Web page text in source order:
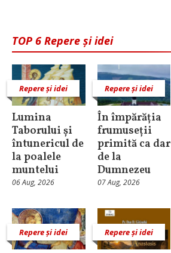
TOP 6 Repere și idei
Repere și idei
Lumina
Taborului și
întunericul de
la poalele
muntelui
06 Aug, 2026
Repere și idei
În împărăția
frumuseții
primită ca dar
de la
Dumnezeu
07 Aug, 2026
Repere și idei Repere și idei